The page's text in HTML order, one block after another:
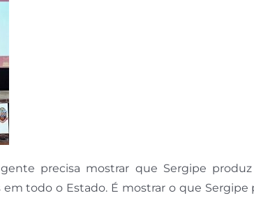
precisa mostrar que Sergipe
todo o Estado. É mostrar o que Sergipe